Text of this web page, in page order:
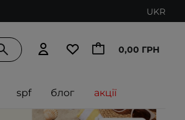
UKR
0,00 ГРН
spf блог акції